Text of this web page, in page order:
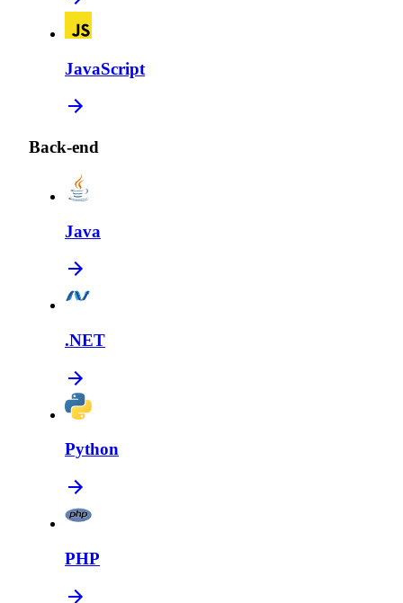
JavaScript
Back-end
Java
.NET
Python
PHP